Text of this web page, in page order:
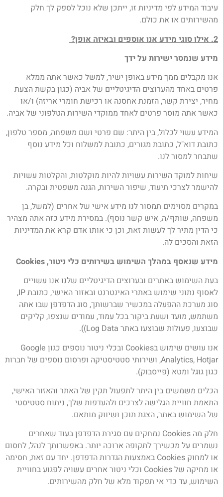
עיבוד המידע לפי מדיניות זו, ייתכן שלא נוכל לספק לך חלק
מהשירותים או את כולם.
2. אילו סוגי מידע אנו אוספים ובאיזה אופן?
מידע שנמסר ישירות על ידך
אנו מקבלים ממך מידע באופן ישיר, למשל כאשר אתה ממלא
פרטים באחד מהערוצים הדיגיטליים של אביה (כגון בקשת הצעת
מחיר, יצירת קשר, הזמנת אחסנה או רכישת חומרי אריזה) ו/או
כאשר אתה מוסר פרטים לאחד ממוקדי השירות הטלפוני של אביה.
המידע עשוי לכלול, בין היתר: שם פרטי ושם משפחה, מספר טלפון,
כתובת דוא"ל, כתובת מגורים, כתובת למשלוח וכל מידע נוסף
שתבחר למסור לנו.
שיחות למוקד השירות עשויות להיות מוקלטות, והקלטות עשויות
להישמר לצרכי תיעוד, שיפור השירות, הגנה משפטית ובקרה.
במקרים מסוימים תמסור לנו מידע אישי של אחרים (למשל, בן
משפחה, שותף/ה, איש קשר נוסף). במסירת מידע כזה אתה מצהיר
כי הדין מתיר לך לעשות זאת, וכן כי אותו אדם קרא את המדיניות
הזאת והסכים לה.
מידע שנאסף במהלך השימוש בשירותים כלי ניטור,Cookies
בעת השימוש באתרים ובערוצים הדיגיטליים שלנו אנו עשויים
לאסוף נתוני שימוש באתרי האינטרנט ובאזור האישי, כתובת IP,
סוג מערכת ההפעלה במכשיר שברשותך, סוג הדפדפן שבו אתה
משתמש, מועד ושעת ביקור בכל עמוד, עמודים שנצפו, קליקים
שבוצעו, פעולות שבוצעו באתר Log Data)).
אנו עושים שימוש בCookies ובכלי ניטור נוספים כגון Google
Analytics, Hotjar, ושירותי סטטיסטיקה ופרסום נוספים של חברות
כגון גוגל ומטא (פייסבוק).
הכלים משמשים בין היתר לתפעול תקין של האתר והאזור האישי,
התאמת חוויית הגלישה לצרכים ולהעדפות שלך, ניתוח סטטיסטי
של השימוש באתר, הצגת תוכן ושיווק מותאם.
חלק מה Cookies נמחקים עם סגירת הדפדפן בעוד שאחרים
נשמרים על מכשירך לתקופה ארוכה יותר. באפשרותך לנהל, לחסום
או למחוק Cookies באמצעות הגדרות הדפדפן. יחד עם זאת, חסימה
או מחיקה של Cookies וכלי ניטור אחרים עשויה לפגוע בחוויית
השימוש, עד כדי אי תפקוד מלא של חלק מהשירותים.